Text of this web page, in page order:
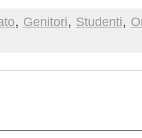
, Genitori, Studenti,